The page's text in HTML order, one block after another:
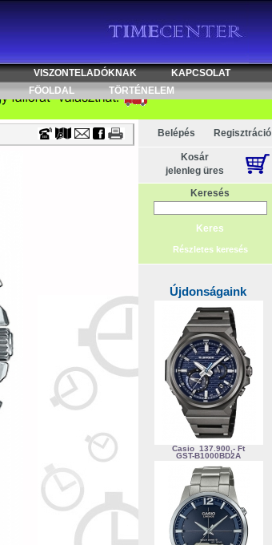
Timecenter
VISZONTELADÓKNAK
KAPCSOLAT
FÖOLDAL TÖRTÉNELEM
Belépés Regisztráció
Kosár
jelenleg üres
Keresés
Részletes keresés
Újdonságaink
Casio 137.900,- Ft
GST-B1000BD2A